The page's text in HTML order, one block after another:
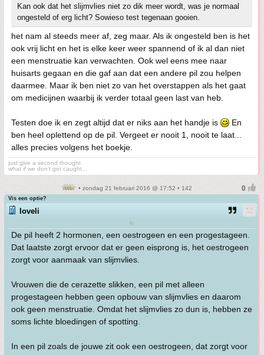
Kan ook dat het slijmvlies niet zo dik meer wordt, was je normaal
ongesteld of erg licht? Sowieso test tegenaan gooien.
het nam al steeds meer af, zeg maar. Als ik ongesteld ben is het
ook vrij licht en het is elke keer weer spannend of ik al dan niet
een menstruatie kan verwachten. Ook wel eens mee naar
huisarts gegaan en die gaf aan dat een andere pil zou helpen
daarmee. Maar ik ben niet zo van het overstappen als het gaat
om medicijnen waarbij ik verder totaal geen last van heb.
Testen doe ik en zegt altijd dat er niks aan het handje is
En
ben heel oplettend op de pil. Vergeet er nooit 1, nooit te laat...
alles precies volgens het boekje.
just give a second thought
what if we don't get caught...
• zondag 21 februari 2016 @ 17:52 • 142
Vis een optie?
loveli
N
De pil heeft 2 hormonen, een oestrogeen en een progestageen.
Dat laatste zorgt ervoor dat er geen eisprong is, het oestrogeen
zorgt voor aanmaak van slijmvlies.
Vrouwen die de cerazette slikken, een pil met alleen
progestageen hebben geen opbouw van slijmvlies en daarom
ook geen menstruatie. Omdat het slijmvlies zo dun is, hebben ze
soms lichte bloedingen of spotting.
In een pil zoals de jouwe zit ook een oestrogeen, dat zorgt voor